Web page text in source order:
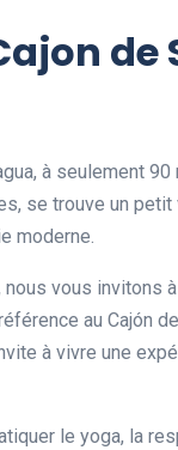
de
à seulement
se trouve un petit
moderne.
vous invitons
au Cajón
à vivre une
le yoga, la